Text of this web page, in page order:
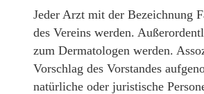
Jeder Arzt mit der Bezeichnung
des Vereins werden.
zum Dermatologen werden.
Vorschlag des Vorstandes
natürliche oder juristische